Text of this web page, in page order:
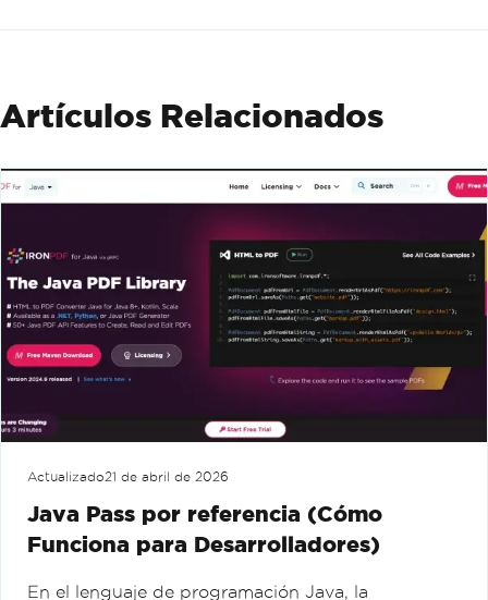
Artículos Relacionados
Actualizado21 de abril de 2026
Java Pass por referencia (Cómo
Funciona para Desarrolladores)
En el lenguaje de programación Java, la